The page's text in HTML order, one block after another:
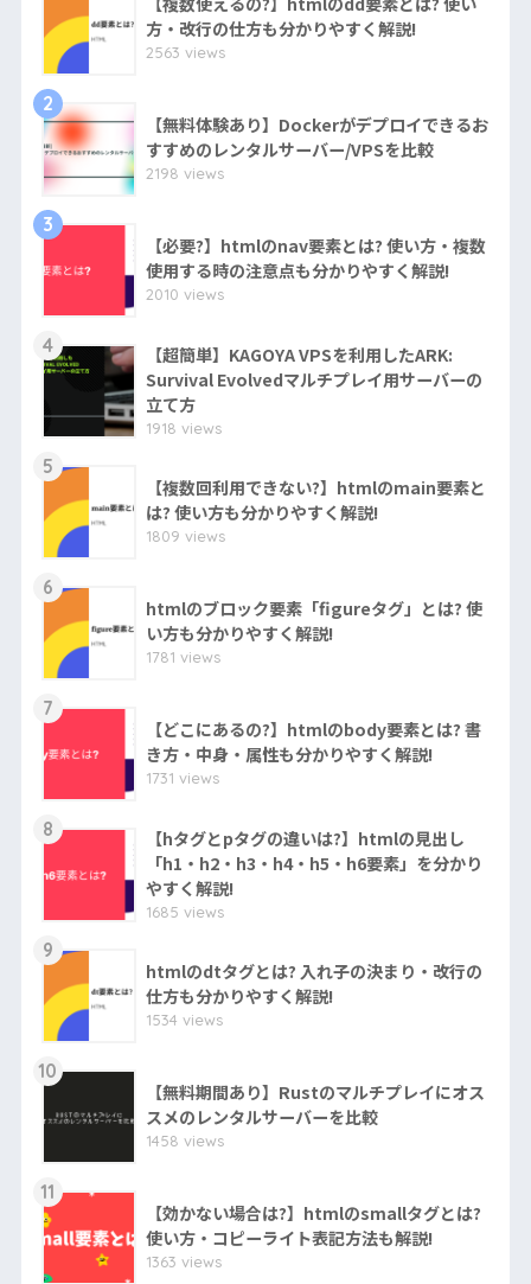
方・改行の仕方も分かりやすく解説!
2563 views
2
【無料体験あり】Dockerがデプロイできるお
すすめのレンタルサーバー/VPSを比較
2198 views
3
【必要?】htmlのnav要素とは? 使い方・複数
使用する時の注意点も分かりやすく解説!
2010 views
4
【超簡単】KAGOYA VPSを利用したARK:
Survival Evolvedマルチプレイ用サーバーの
立て方
1918 views
5
【複数回利用できない?】htmlのmain要素と
は? 使い方も分かりやすく解説!
1809 views
6
htmlのブロック要素「figureタグ」とは? 使
い方も分かりやすく解説!
1781 views
7
【どこにあるの?】htmlのbody要素とは? 書
き方・中身・属性も分かりやすく解説!
1731 views
8
【hタグとpタグの違いは?】htmlの見出し
「h1・h2・h3・h4・h5・h6要素」を分かり
やすく解説!
1685 views
9
htmlのdtタグとは? 入れ子の決まり・改行の
仕方も分かりやすく解説!
1534 views
10
【無料期間あり】Rustのマルチプレイにオス
スメのレンタルサーバーを比較
1458 views
11
【効かない場合は?】htmlのsmallタグとは?
使い方・コピーライト表記方法も解説!
1363 views